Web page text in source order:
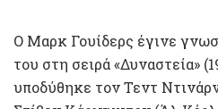
Ο Μαρκ Γουίδερς έγινε
του στη σειρά «Δυναστεία»
υποδύθηκε τον Τεντ